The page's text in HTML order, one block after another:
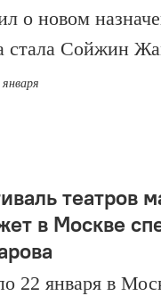
о новом
стала Сойжин
театров
в Москве
22 января в